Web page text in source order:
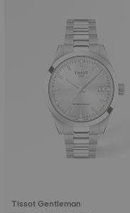
Tissot Gentleman